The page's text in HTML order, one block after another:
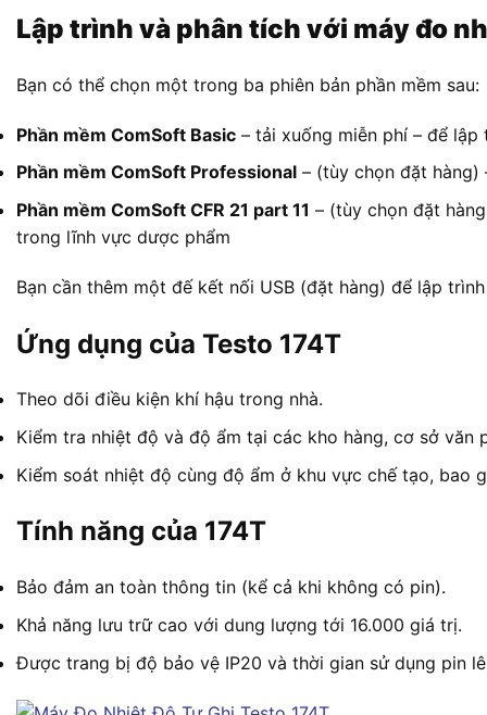
Lập trình và phân tích với máy đo
Bạn có thể chọn một trong ba phiên bản phần mềm sau:
Phần mềm ComSoft Basic – tải xuống miễn phí – để
Phần mềm ComSoft Professional – (tùy chọn đặt
Phần mềm ComSoft CFR 21 part 11 – (tùy chọn đặt
trong lĩnh vực dược phẩm
Bạn cần thêm một đế kết nối USB (đặt hàng) để lập
Ứng dụng của Testo 174T
Theo dõi điều kiện khí hậu trong nhà.
Kiểm tra nhiệt độ và độ ẩm tại các kho hàng, cơ sở văn
Kiểm soát nhiệt độ cùng độ ẩm ở khu vực chế tạo, bao
Tính năng của 174T
Bảo đảm an toàn thông tin (kể cả khi không có pin).
Khả năng lưu trữ cao với dung lượng tới 16.000 giá trị.
Được trang bị độ bảo vệ IP20 và thời gian sử dụng pin